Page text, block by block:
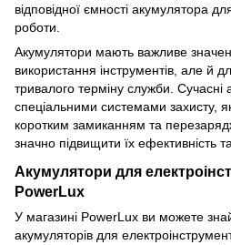
відповідної ємності акумулятора
роботи.
Акумулятори мають важливе
використання інструментів, але й
тривалого терміну служби.
спеціальними системами захисту,
коротким замиканням та
значно підвищити їх ефективність
Акумулятори для
PowerLux
У магазині PowerLux ви можете
акумуляторів для